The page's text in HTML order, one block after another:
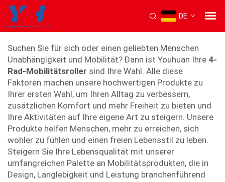
DE
4 wheel mobility scooter
Suchen Sie für sich oder einen geliebten Menschen
Unabhängigkeit und Mobilität? Dann ist Youhuan Ihre 4-
Rad-Mobilitätsroller sind Ihre Wahl. Alle diese
Faktoren machen unsere hochwertigen Produkte zu
Ihrer ersten Wahl, um Ihren Alltag zu verbessern,
zusätzlichen Komfort und mehr Freiheit zu bieten und
Ihre Aktivitäten auf Ihre eigene Art zu steigern. Unsere
Produkte helfen Menschen, mehr zu erreichen, sich
wohler zu fühlen und einen freien Lebensstil zu leben.
Steigern Sie Ihre Lebensqualität mit unserer
umfangreichen Palette an Mobilitätsprodukten, die in
Design, Langlebigkeit und Leistung branchenführend